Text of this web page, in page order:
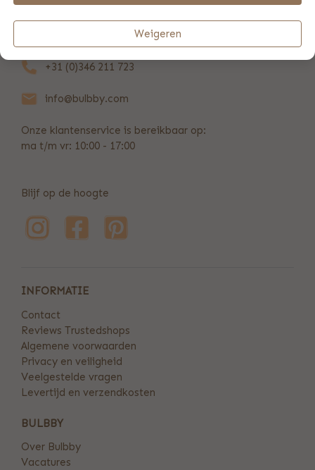
REVIEWS (638)
+31 (0)346 211 723
info@bulbby.com
Onze klantenservice is bereikbaar op:
ma t/m vr: 10:00 - 17:00
Blijf op de hoogte
INFORMATIE
Contact
Reviews Trustedshops
Algemene voorwaarden
Privacy en veiligheid
Veelgestelde vragen
Levertijd en verzendkosten
BULBBY
Over Bulbby
Vacatures
Weigeren